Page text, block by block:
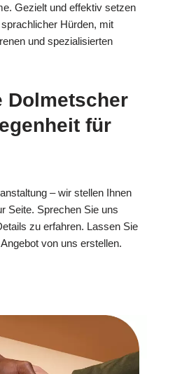
Gezielt und effektiv setzen
Hürden, mit
und spezialisierten
Dolmetscher
für
– wir stellen Ihnen
Seite. Sprechen Sie uns
zu erfahren. Lassen Sie
von uns erstellen.